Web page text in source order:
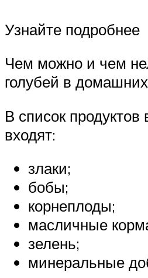
Узнайте подробнее
Чем можно и чем
голубей в
В список
входят:
злаки;
бобы;
корнеплоды;
масличные
зелень;
минеральные